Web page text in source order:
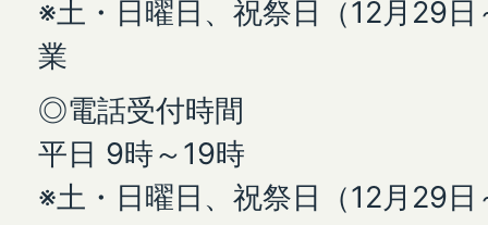
※土・日曜日、祝祭日（12月29
業
◎電話受付時間
平日 9時～19時
※土・日曜日、祝祭日（12月29